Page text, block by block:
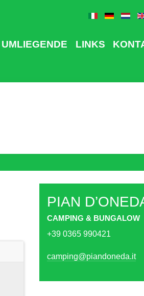
UMLIEGENDE LINKS
PIAN
CAMPING & BUNGALOW
+39 0365 990421
camping@piandoneda.it